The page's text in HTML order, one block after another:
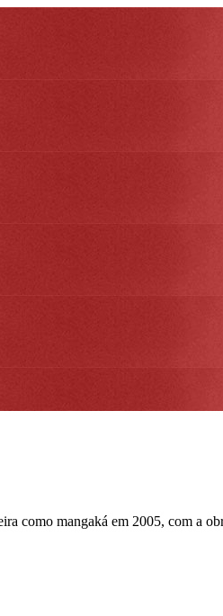
como mangaká em 2005, com a